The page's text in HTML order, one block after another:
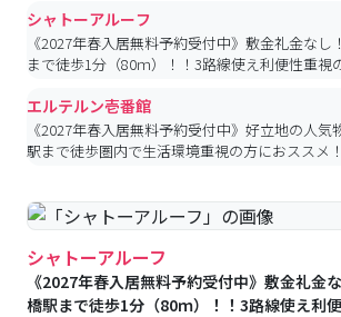
シャトーアルーフ
《2027年春入居無料予約受付中》敷金礼金なし
まで徒歩1分（80ｍ）！！3路線使え利便性重視
エルテルン壱番館
《2027年春入居無料予約受付中》好立地の人
駅まで徒歩圏内で生活環境重視の方におススメ
シャトーアルーフ
《2027年春入居無料予約受付中》敷金礼金
橋駅まで徒歩1分（80ｍ）！！3路線使え利